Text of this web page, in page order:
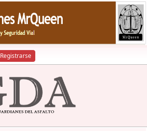
Registrarse